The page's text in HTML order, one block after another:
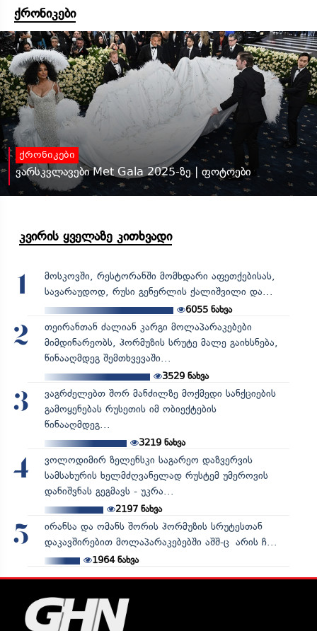
ქრონიკები
ქრონიკები
ვარსკვლავები Met Gala 2025-ზე | ფოტოები
კვირის ყველაზე კითხვადი
1
მოსკოვში, რესტორანში მომხდარი აფეთქებისას,
სავარაუდოდ, რუსი გენერლის ქალიშვილი და...
6055 ნახვა
2
თეირანთან ძალიან კარგი მოლაპარაკებები
მიმდინარეობს, ჰორმუზის სრუტე მალე გაიხსნება,
წინააღმდეგ შემთხვევაში...
3529ნახვა
3
ვაგრძელებთ შორ მანძილზე მოქმედი სანქციების
გამოყენებას რუსეთის იმ ობიექტების
წინააღმდეგ...
3219ნახვა
4
ვოლოდიმირ ზელენსკი საგარეო დაზვერვის
სამსახურის ხელმძღვანელად რუსტემ უმეროვის
დანიშვნას გეგმავს - უკრა...
2197ნახვა
5
ირანსა და ომანს შორის ჰორმუზის სრუტესთან
დაკავშირებით მოლაპარაკებებში აშშ-ც არის ჩ...
1964ნახვა